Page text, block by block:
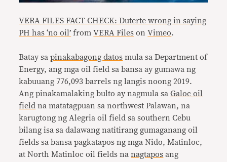
VERA FILES FACT CHECK: Duterte wrong in saying
PH has ‘no oil’ fromVERA Files onVimeo.
Batay sapinakabagong datos mula sa Department of
Energy, ang mga oil field sa bansa ay gumawa ng
kabuuang 776,093 barrels ng langis noong 2019.
Ang pinakamalaking bulto ay nagmula saGaloc oil
field na matatagpuan sa northwest Palawan, na
karugtong ng Alegria oil field sa southern Cebu
bilang isa sa dalawang natitirang gumaganang oil
fields sa bansa pagkatapos ng mga Nido, Matinloc,
at North Matinloc oil fields nanagtapos ang